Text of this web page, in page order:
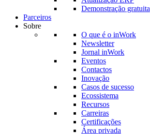
Demonstração gratuita
Parceiros
Sobre
O que é o inWork
Newsletter
Jornal inWork
Eventos
Contactos
Inovação
Casos de sucesso
Ecossistema
Recursos
Carreiras
Certificações
Área privada